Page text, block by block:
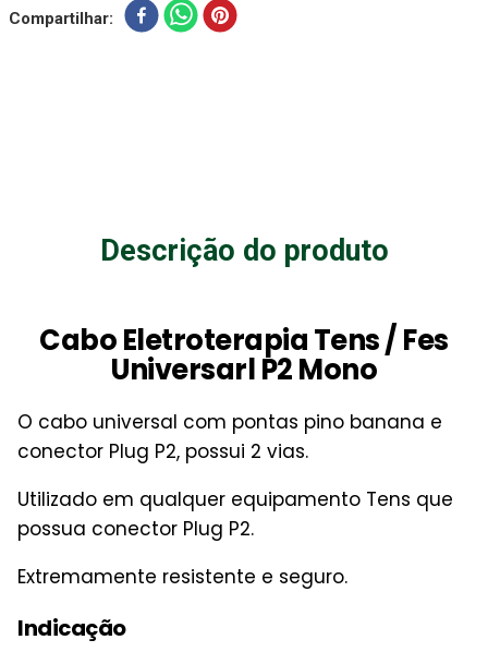
Compartilhar
Descrição do produto
Cabo Eletroterapia Tens / Fes
Universarl P2 Mono
O cabo universal com pontas pino banana e
conector Plug P2, possui 2 vias.
Utilizado em qualquer equipamento Tens que
possua conector Plug P2.
Extremamente resistente e seguro.
Indicação